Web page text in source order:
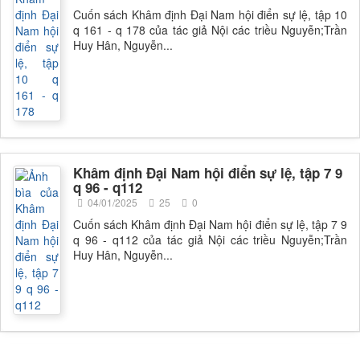
Cuốn sách Khâm định Đại Nam hội điển sự lệ, tập 10
q 161 - q 178 của tác giả Nội các triều Nguyễn;Trần
Huy Hân, Nguyễn...
Khâm định Đại Nam hội điển sự lệ, tập 7 9
q 96 - q112
04/01/2025 25 0
Cuốn sách Khâm định Đại Nam hội điển sự lệ, tập 7 9
q 96 - q112 của tác giả Nội các triều Nguyễn;Trần
Huy Hân, Nguyễn...